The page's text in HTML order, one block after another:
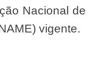
Nacional de
vigente.